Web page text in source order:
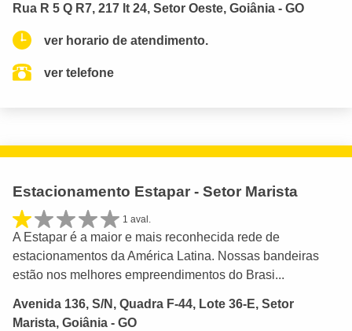
Rua R 5 Q R7, 217 lt 24, Setor Oeste, Goiânia - GO
ver horario de atendimento.
ver telefone
Estacionamento Estapar - Setor Marista
1 aval.
A Estapar é a maior e mais reconhecida rede de
estacionamentos da América Latina. Nossas bandeiras
estão nos melhores empreendimentos do Brasi...
Avenida 136, S/N, Quadra F-44, Lote 36-E, Setor
Marista, Goiânia - GO